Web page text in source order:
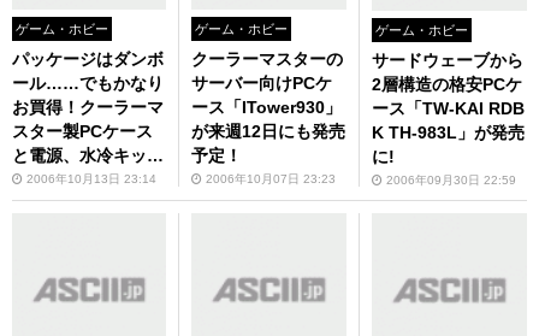
ゲーム・ホビー
パッケージはダンボ
ール……でもかなり
お買得！クーラーマ
スター製PCケース
と電源、水冷キット
が1つになった「Co
olerMaster Value S
2006年10月13日 23:14
ゲーム・ホビー
クーラーマスターの
サーバー向けPCケ
ース「ITower930」
が来週12日にも発売
予定！
2006年10月07日 23:23
ゲーム・ホビー
サードウェーブから
2層構造の格安PCケ
ース「TW-KAI RDB
K TH-983L」が発売
に!
2006年09月30日 22:59